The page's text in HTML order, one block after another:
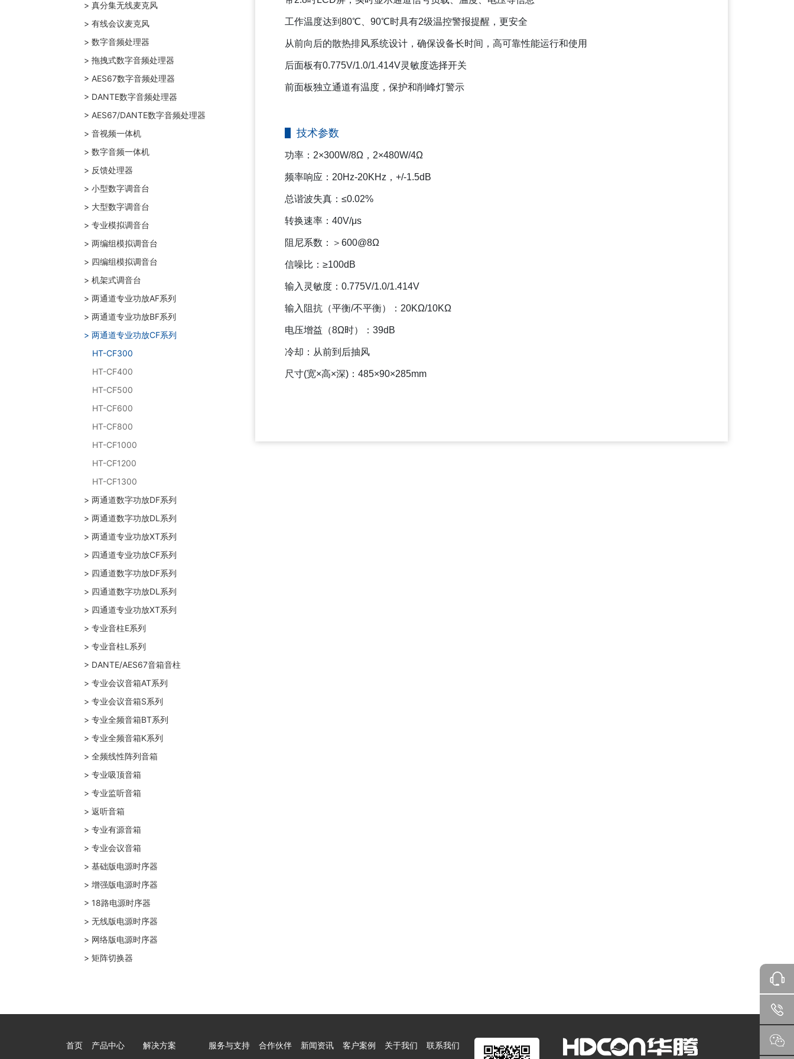
工作温度达到80℃、90℃时具有2级温控警报提醒，更安全
从前向后的散热排风系统设计，确保设备长时间，高可靠性能运行和使用
后面板有0.775V/1.0/1.414V灵敏度选择开关
前面板独立通道有温度，保护和削峰灯警示
技术参数
功率：2×300W/8Ω，2×480W/4Ω
频率响应：20Hz-20KHz，+/-1.5dB
总谐波失真：≤0.02%
转换速率：40V/μs
阻尼系数：＞600@8Ω
信噪比：≥100dB
输入灵敏度：0.775V/1.0/1.414V
输入阻抗（平衡/不平衡）：20KΩ/10KΩ
电压增益（8Ω时）：39dB
冷却：从前到后抽风
尺寸(宽×高×深)：485×90×285mm
> 真分集无线麦克风
> 有线会议麦克风
> 数字音频处理器
> 拖拽式数字音频处理器
> AES67数字音频处理器
> DANTE数字音频处理器
> AES67/DANTE数字音频处理器
> 音视频一体机
> 数字音频一体机
> 反馈处理器
> 小型数字调音台
> 大型数字调音台
> 专业模拟调音台
> 两编组模拟调音台
> 四编组模拟调音台
> 机架式调音台
> 两通道专业功放AF系列
> 两通道专业功放BF系列
> 两通道专业功放CF系列
HT-CF300
HT-CF400
HT-CF500
HT-CF600
HT-CF800
HT-CF1000
HT-CF1200
HT-CF1300
> 两通道数字功放DF系列
> 两通道数字功放DL系列
> 两通道专业功放XT系列
> 四通道专业功放CF系列
> 四通道数字功放DF系列
> 四通道数字功放DL系列
> 四通道专业功放XT系列
> 专业音柱E系列
> 专业音柱L系列
> DANTE/AES67音箱音柱
> 专业会议音箱AT系列
> 专业会议音箱S系列
> 专业全频音箱BT系列
> 专业全频音箱K系列
> 全频线性阵列音箱
> 专业吸顶音箱
> 专业监听音箱
> 返听音箱
> 专业有源音箱
> 专业会议音箱
> 基础版电源时序器
> 增强版电源时序器
> 18路电源时序器
> 无线版电源时序器
> 网络版电源时序器
> 矩阵切换器
首页 产品中心 解决方案 服务与支持 合作伙伴 新闻资讯 客户案例 关于我们 联系我们